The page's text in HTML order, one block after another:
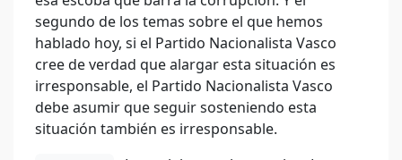
segundo de los temas sobre el que hemos
hablado hoy, si el Partido Nacionalista Vasco
cree de verdad que alargar esta situación es
irresponsable, el Partido Nacionalista Vasco
debe asumir que seguir sosteniendo esta
situación también es irresponsable.